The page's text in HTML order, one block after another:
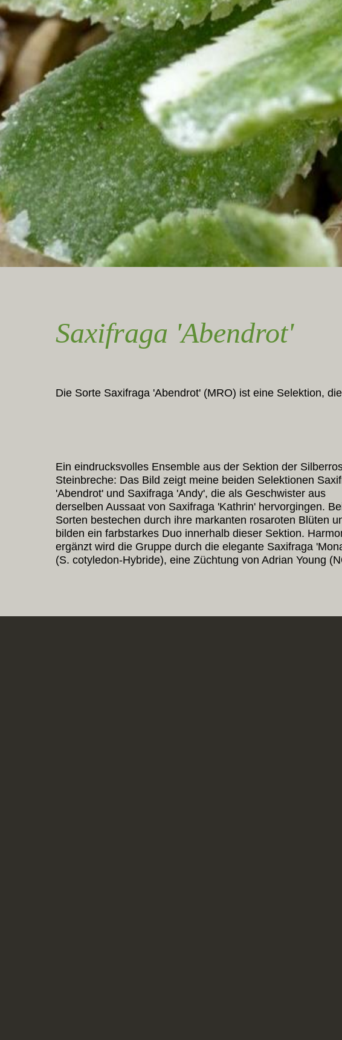
Saxifraga 'Abendrot'
Die Sorte Saxifraga 'Abendrot' (MRO) ist eine Selektion,
Ein eindrucksvolles Ensemble aus der Sektion der
Steinbreche: Das Bild zeigt meine beiden Selektionen
'Abendrot' und Saxifraga 'Andy', die als Geschwister aus
derselben Aussaat von Saxifraga 'Kathrin' hervorgingen.
Sorten bestechen durch ihre markanten rosaroten Blüten
bilden ein farbstarkes Duo innerhalb dieser Sektion.
ergänzt wird die Gruppe durch die elegante Saxifraga
(S. cotyledon-Hybride), eine Züchtung von Adrian Young